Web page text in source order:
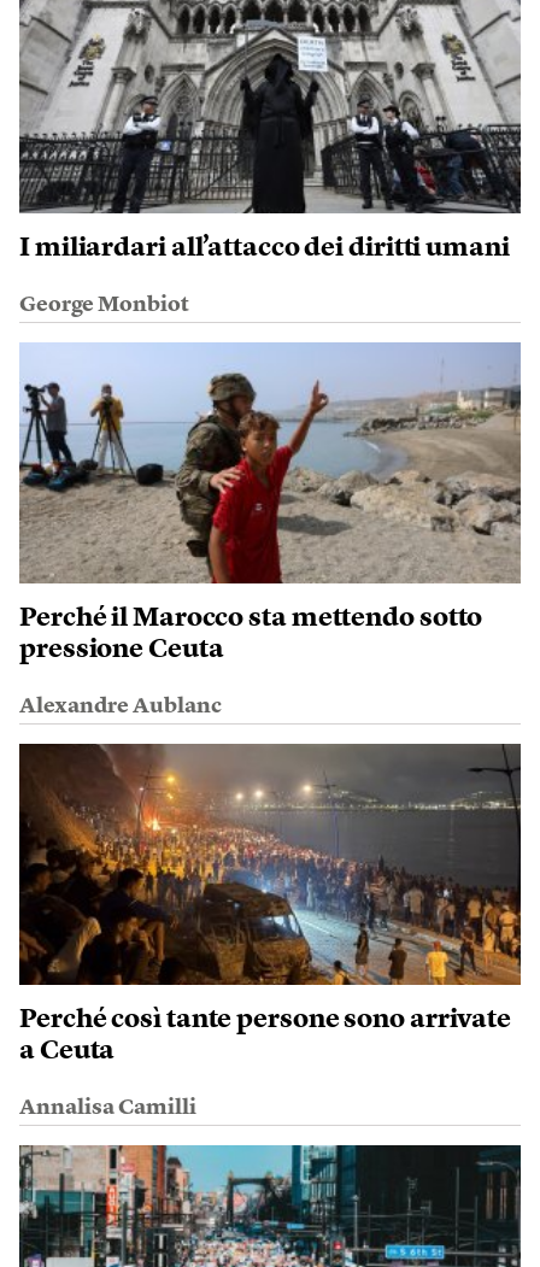
I miliardari all’attacco dei diritti umani
George Monbiot
Perché il Marocco sta mettendo sotto
pressione Ceuta
Alexandre Aublanc
Perché così tante persone sono arrivate
a Ceuta
Annalisa Camilli